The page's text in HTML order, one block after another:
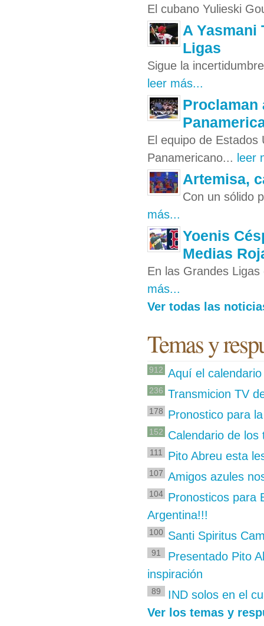
El cubano Yulieski
A Yasmani
Ligas
Sigue la
leer más...
Proclaman
El equipo de Estados
Panamericano... leer
Artemisa,
Con un sólido
más...
Yoenis
Medias
En las Grandes
más...
Ver todas las
Temas y
912 Aquí el
236 Transmicion TV
178 Pronostico para
152 Calendario de los
111 Pito Abreu esta
107 Amigos azules
104 Pronosticos para
Argentina!!!
100 Santi Spiritus
91
Presentado Pito
inspiración
89
IND solos en el
Ver los temas y